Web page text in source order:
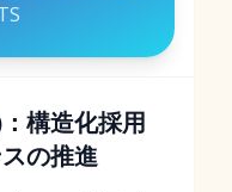
構造化採用
の推進